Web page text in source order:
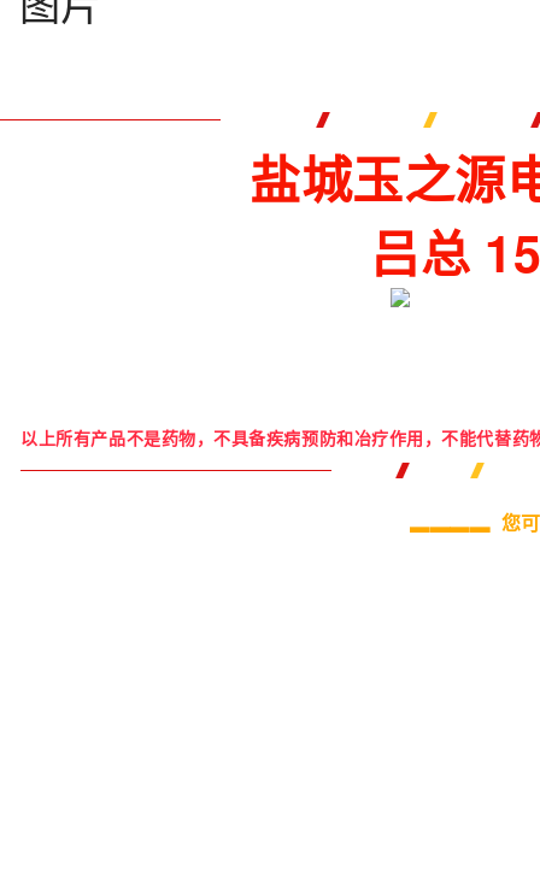
盐城玉之源
吕总
以上所有产品不是药物，不具备疾病预防和冶疗作用，不能代替药
▂▂▂▂ 您